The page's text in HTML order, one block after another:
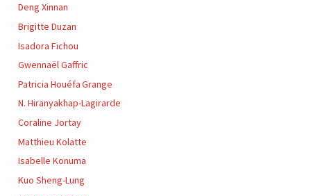
Deng Xinnan
Brigitte Duzan
Isadora Fichou
Gwennaël Gaffric
Patricia Houéfa Grange
N. Hiranyakhap-Lagirarde
Coraline Jortay
Matthieu Kolatte
Isabelle Konuma
Kuo Sheng-Lung